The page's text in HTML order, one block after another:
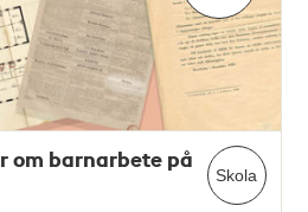
Skola
om barnarbete på